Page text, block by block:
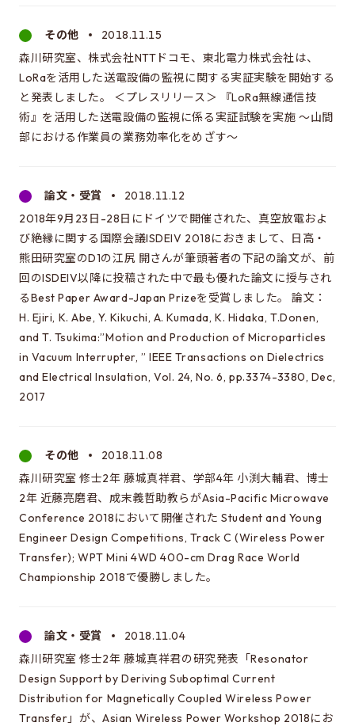
電気系事務室
関連組織のリンク
お問い合わせ
アクセス
このサイトについて
サイト情報
サイトの更新依頼
その他
2018.11.15
森川研究室、株式会社NTTドコモ、東北電力株式会社は、
LoRaを活用した送電設備の監視に関する実証実験を開始する
と発表しました。 ＜プレスリリース＞ 『LoRa無線通信技
術』を活用した送電設備の監視に係る実証試験を実施 ～山間
部における作業員の業務効率化をめざす～
論文・受賞
2018.11.12
2018年9月23日-28日にドイツで開催された、真空放電およ
び絶縁に関する国際会議ISDEIV 2018におきまして、日高・
熊田研究室のD1の江尻 開さんが筆頭著者の下記の論文が、前
回のISDEIV以降に投稿された中で最も優れた論文に授与され
るBest Paper Award-Japan Prizeを受賞しました。 論文：
H. Ejiri, K. Abe, Y. Kikuchi, A. Kumada, K. Hidaka, T.Donen,
and T. Tsukima:”Motion and Production of Microparticles
in Vacuum Interrupter, ” IEEE Transactions on Dielectrics
and Electrical Insulation, Vol. 24, No. 6, pp.3374-3380, Dec,
2017
その他
2018.11.08
森川研究室 修士2年 藤城真祥君、学部4年 小渕大輔君、博士
2年 近藤亮磨君、成末義哲助教らがAsia-Pacific Microwave
Conference 2018において開催された Student and Young
Engineer Design Competitions, Track C (Wireless Power
Transfer); WPT Mini 4WD 400-cm Drag Race World
Championship 2018で優勝しました。
論文・受賞
2018.11.04
森川研究室 修士2年 藤城真祥君の研究発表「Resonator
Design Support by Deriving Suboptimal Current
Distribution for Magnetically Coupled Wireless Power
Transfer」が、Asian Wireless Power Workshop 2018にお